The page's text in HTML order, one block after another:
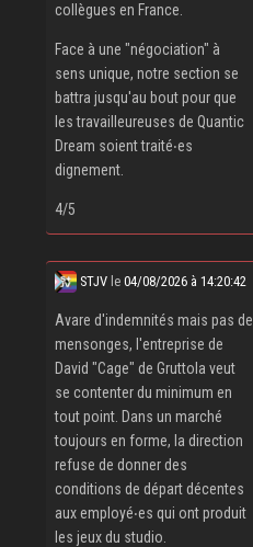
collègues en France.
Face à une "négociation" à
sens unique, notre section se
battra jusqu'au bout pour que
les travailleureuses de Quantic
Dream soient traité‧es
dignement.
4/5
STJV le04/08/2026 à 14:20:42
Avare d'indemnités mais pas de
mensonges, l'entreprise de
David "Cage" de Gruttola veut
se contenter du minimum en
tout point. Dans un marché
toujours en forme, la direction
refuse de donner des
conditions de départ décentes
aux employé‧es qui ont produit
les jeux du studio.